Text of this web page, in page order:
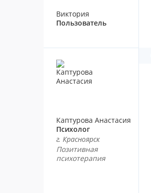
Виктория
Пользователь
Каптурова Анастасия
Психолог
г. Красноярск
Позитивная
психотерапия